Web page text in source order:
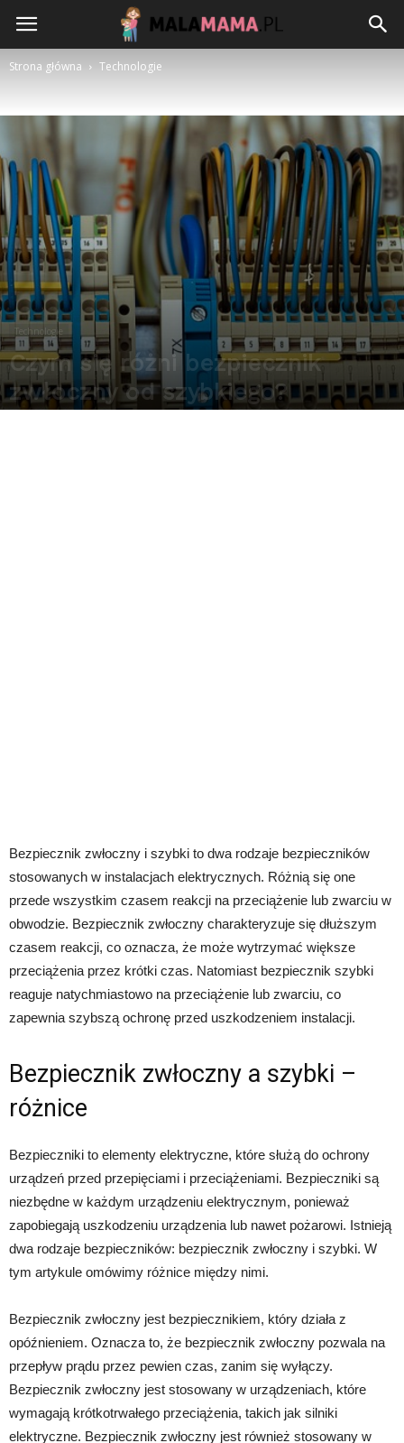
Strona główna Technologie
Technologie
Czym się różni bezpiecznik
zwłoczny od szybkiego?
Bezpiecznik zwłoczny i szybki to dwa rodzaje bezpieczników
stosowanych w instalacjach elektrycznych. Różnią się one
przede wszystkim czasem reakcji na przeciążenie lub zwarciu w
obwodzie. Bezpiecznik zwłoczny charakteryzuje się dłuższym
czasem reakcji, co oznacza, że może wytrzymać większe
przeciążenia przez krótki czas. Natomiast bezpiecznik szybki
reaguje natychmiastowo na przeciążenie lub zwarciu, co
zapewnia szybszą ochronę przed uszkodzeniem instalacji.
Bezpiecznik zwłoczny a szybki –
różnice
Bezpieczniki to elementy elektryczne, które służą do ochrony
urządzeń przed przepięciami i przeciążeniami. Bezpieczniki są
niezbędne w każdym urządzeniu elektrycznym, ponieważ
zapobiegają uszkodzeniu urządzenia lub nawet pożarowi. Istnieją
dwa rodzaje bezpieczników: bezpiecznik zwłoczny i szybki. W
tym artykule omówimy różnice między nimi.
Bezpiecznik zwłoczny jest bezpiecznikiem, który działa z
opóźnieniem. Oznacza to, że bezpiecznik zwłoczny pozwala na
przepływ prądu przez pewien czas, zanim się wyłączy.
Bezpiecznik zwłoczny jest stosowany w urządzeniach, które
wymagają krótkotrwałego przeciążenia, takich jak silniki
elektryczne. Bezpiecznik zwłoczny jest również stosowany w